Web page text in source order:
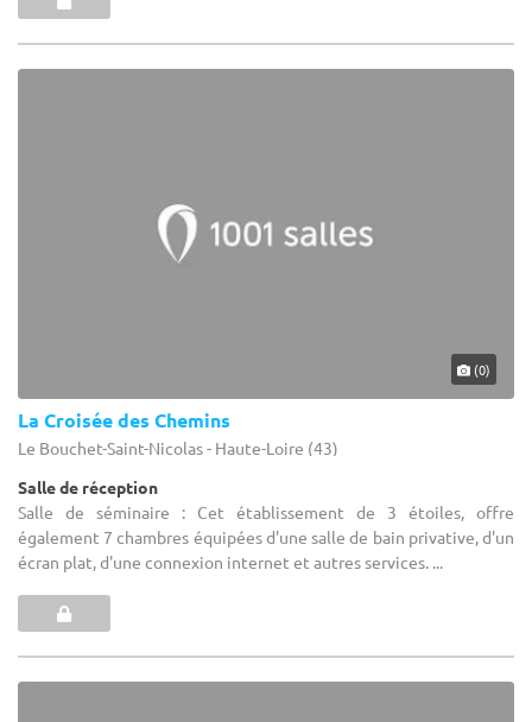
(0)
La Croisée des Chemins
Le Bouchet-Saint-Nicolas - Haute-Loire (43)
Salle de réception
Salle de séminaire : Cet établissement de 3 étoiles, offre
également 7 chambres équipées d'une salle de bain privative, d'un
écran plat, d'une connexion internet et autres services. ...